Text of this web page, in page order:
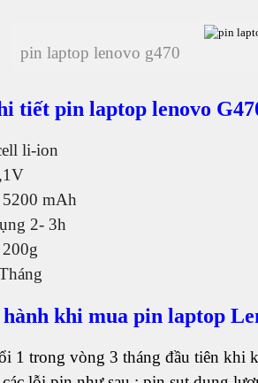
pin laptop lenovo g470
tiết pin laptop lenovo
li-ion
mAh
2- 3h
khi mua pin laptop
1 trong vòng 3 tháng đầu tiên khi